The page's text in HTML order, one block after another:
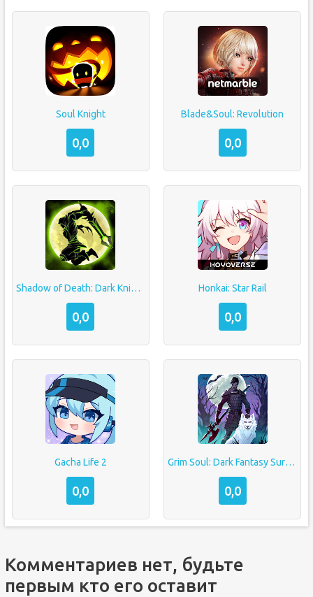
Soul Knight
0,0
Blade&Soul: Revolution
0,0
Shadow of Death: Dark Knight — Stickman Fighting
0,0
Honkai: Star Rail
0,0
Gacha Life 2
0,0
Grim Soul: Dark Fantasy Survival
0,0
Комментариев нет, будьте
первым кто его оставит